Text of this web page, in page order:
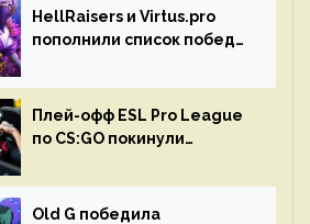
HellRaisers и Virtus.pro
пополнили список побед
Плей-офф ESL Pro League
по CS:GO покинули
Old G победила